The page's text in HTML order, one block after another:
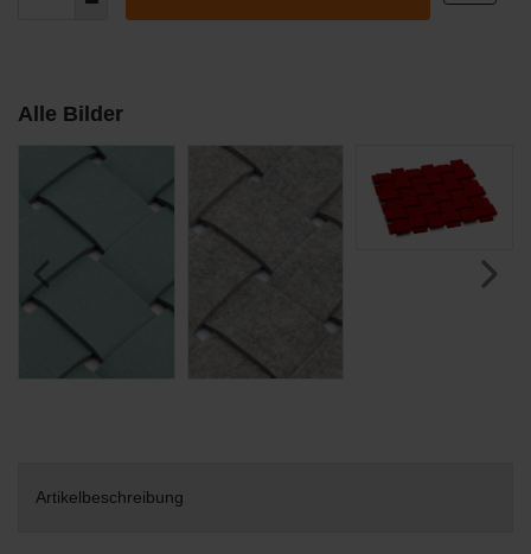
Alle Bilder
Artikelbeschreibung